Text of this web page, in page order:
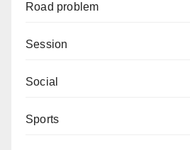
Road problem
Session
Social
Sports